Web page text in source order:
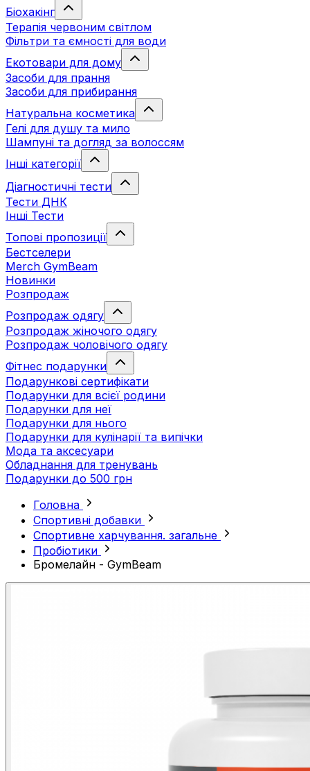
Біохакінг
Терапія червоним світлом
Фільтри та ємності для води
Екотовари для дому
Засоби для прання
Засоби для прибирання
Натуральна косметика
Гелі для душу та мило
Шампуні та догляд за волоссям
Інші категорії
Діагностичні тести
Тести ДНК
Інші Тести
Топові пропозиції
Бестселери
Merch GymBeam
Новинки
Розпродаж
Розпродаж одягу
Розпродаж жіночого одягу
Розпродаж чоловічого одягу
Фітнес подарунки
Подарункові сертифікати
Подарунки для всієї родини
Подарунки для неї
Подарунки для нього
Подарунки для кулінарії та випічки
Мода та аксесуари
Обладнання для тренувань
Подарунки до 500 грн
Головна
Спортивні добавки
Спортивне харчування. загальне
Пробіотики
Бромелайн - GymBeam